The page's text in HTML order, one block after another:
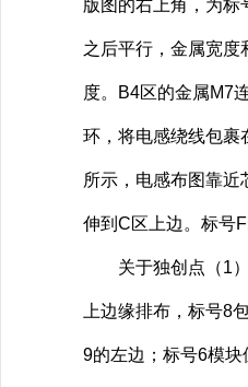
版图的右上角，为
之后平行，金属宽
度。B4区的金属M7
环，将电感绕线包裹
所示，电感布图靠
伸到C区上边。标号
关于独创点（1）
上边缘排布，标号8
9的左边；标号6模